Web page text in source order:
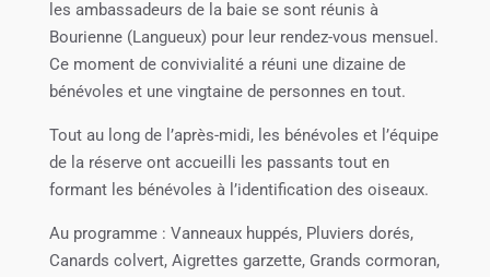
les ambassadeurs de la baie se sont réunis à
Bourienne (Langueux) pour leur rendez-vous mensuel.
Ce moment de convivialité a réuni une dizaine de
bénévoles et une vingtaine de personnes en tout.
Tout au long de l’après-midi, les bénévoles et l’équipe
de la réserve ont accueilli les passants tout en
formant les bénévoles à l’identification des oiseaux.
Au programme : Vanneaux huppés, Pluviers dorés,
Canards colvert, Aigrettes garzette, Grands cormoran,